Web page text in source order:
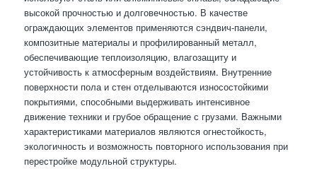
высокой прочностью и долговечностью. В качестве
ограждающих элементов применяются сэндвич-панели,
композитные материалы и профилированный металл,
обеспечивающие теплоизоляцию, влагозащиту и
устойчивость к атмосферным воздействиям. Внутренние
поверхности пола и стен отделываются износостойкими
покрытиями, способными выдерживать интенсивное
движение техники и грубое обращение с грузами. Важными
характеристиками материалов являются огнестойкость,
экологичность и возможность повторного использования при
перестройке модульной структуры.